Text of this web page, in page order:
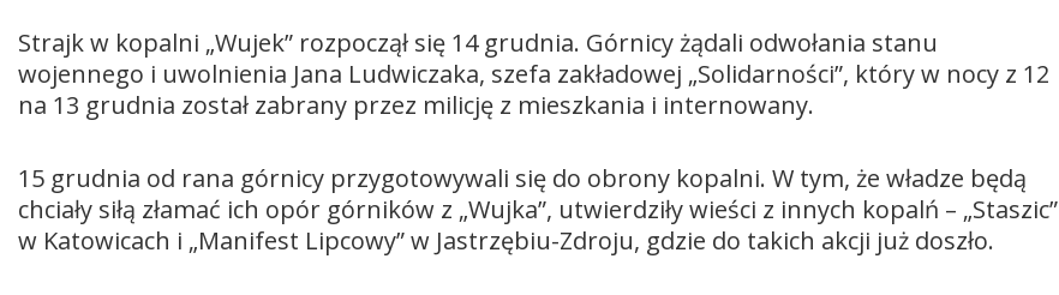
Strajk w kopalni „Wujek” rozpoczął się 14 grudnia. Górnicy żądali odwołania stanu
wojennego i uwolnienia Jana Ludwiczaka, szefa zakładowej „Solidarności”, który w nocy z 12
na 13 grudnia został zabrany przez milicję z mieszkania i internowany.
15 grudnia od rana górnicy przygotowywali się do obrony kopalni. W tym, że władze będą
chciały siłą złamać ich opór górników z „Wujka”, utwierdziły wieści z innych kopalń – „Staszic”
w Katowicach i „Manifest Lipcowy” w Jastrzębiu-Zdroju, gdzie do takich akcji już doszło.